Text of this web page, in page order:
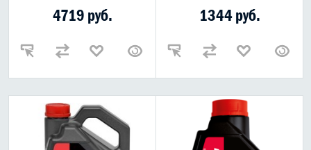
Масла для мотовилок и фильтров
Motul Moto
MOTUL 300V
Лодочные масла
Масла САД
4719 руб. 1344 руб.